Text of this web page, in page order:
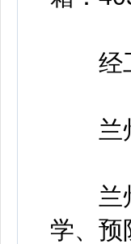
经工
兰州
兰州
学、预